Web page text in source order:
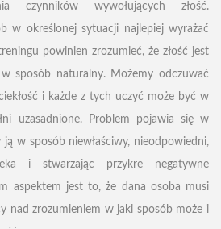
czynników wywołujących złość.
w określonej sytuacji najlepiej wyrażać
powinien zrozumieć, że złość jest
sposób naturalny. Możemy odczuwać
i każde z tych uczyć może być w
uzasadnione. Problem pojawia się w
w sposób niewłaściwy, nieodpowiedni,
i stwarzając przykre negatywne
aspektem jest to, że dana osoba musi
nad zrozumieniem w jaki sposób może i